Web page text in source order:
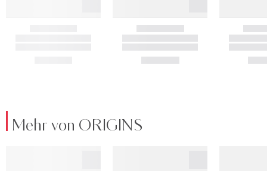
Mehr von ORIGINS